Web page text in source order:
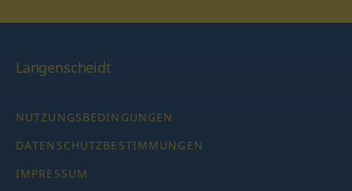
Langenscheidt
NUTZUNGSBEDINGUNGEN
DATENSCHUTZBESTIMMUNGEN
IMPRESSUM